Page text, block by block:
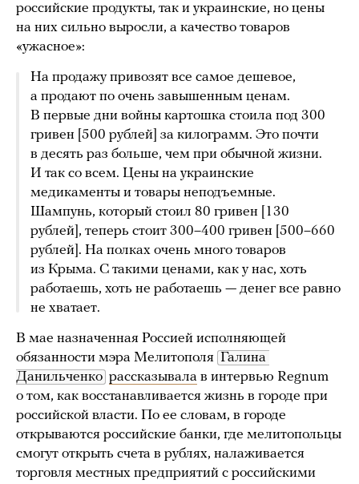
российские продукты, так и украинские, но цены
на них сильно выросли, а качество товаров
«ужасное»:
На продажу привозят все самое дешевое,
а продают по очень завышенным ценам.
В первые дни войны картошка стоила под 300
гривен [500 рублей] за килограмм. Это почти
в десять раз больше, чем при обычной жизни.
И так со всем. Цены на украинские
медикаменты и товары неподъемные.
Шампунь, который стоил 80 гривен [130
рублей], теперь стоит 300–400 гривен [500–660
рублей]. На полках очень много товаров
из Крыма. С такими ценами, как у нас, хоть
работаешь, хоть не работаешь — денег все равно
не хватает.
В мае назначенная Россией исполняющей
обязанности мэра Мелитополя Галина
Данильченко рассказывала в интервью Regnum
о том, как восстанавливается жизнь в городе при
российской власти. По ее словам, в городе
открываются российские банки, где мелитопольцы
смогут открыть счета в рублях, налаживается
торговля местных предприятий с российскими